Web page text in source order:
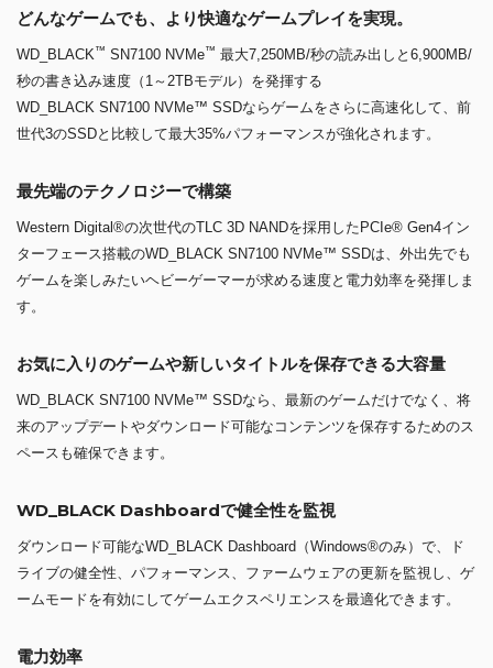
どんなゲームでも、より快適なゲームプレイを実現。
WD_BLACK™ SN7100 NVMe™ 最大7,250MB/秒の読み出しと6,900MB/
秒の書き込み速度（1～2TBモデル）を発揮する
WD_BLACK SN7100 NVMe™ SSDならゲームをさらに高速化して、前
世代3のSSDと比較して最大35%パフォーマンスが強化されます。
最先端のテクノロジーで構築
Western Digital®の次世代のTLC 3D NANDを採用したPCIe® Gen4イン
ターフェース搭載のWD_BLACK SN7100 NVMe™ SSDは、外出先でも
ゲームを楽しみたいヘビーゲーマーが求める速度と電力効率を発揮しま
す。
お気に入りのゲームや新しいタイトルを保存できる大容量
WD_BLACK SN7100 NVMe™ SSDなら、最新のゲームだけでなく、将
来のアップデートやダウンロード可能なコンテンツを保存するためのス
ペースも確保できます。
WD_BLACK Dashboardで健全性を監視
ダウンロード可能なWD_BLACK Dashboard（Windows®のみ）で、ド
ライブの健全性、パフォーマンス、ファームウェアの更新を監視し、ゲ
ームモードを有効にしてゲームエクスペリエンスを最適化できます。
電力効率